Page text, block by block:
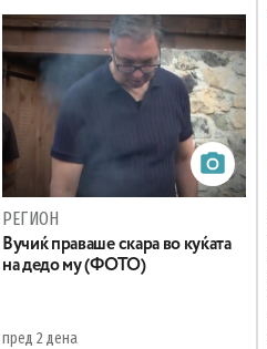
РЕГИОН
Вучиќ праваше скара во куќата
на дедо му (ФОТО)
пред 2 дена